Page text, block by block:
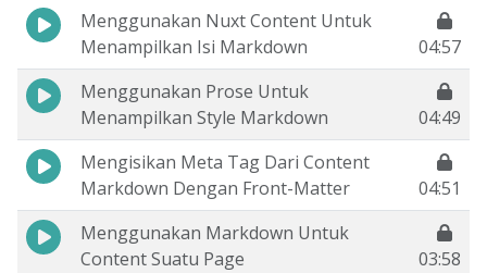
Menggunakan Nuxt Content Untuk
Menampilkan Isi Markdown
04:57
Menggunakan Prose Untuk
Menampilkan Style Markdown
04:49
Mengisikan Meta Tag Dari Content
Markdown Dengan Front-Matter
04:51
Menggunakan Markdown Untuk
Content Suatu Page
03:58